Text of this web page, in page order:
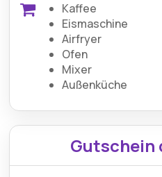
Kaffee
Eismaschine
Airfryer
Ofen
Mixer
Außenküche
Gutschein